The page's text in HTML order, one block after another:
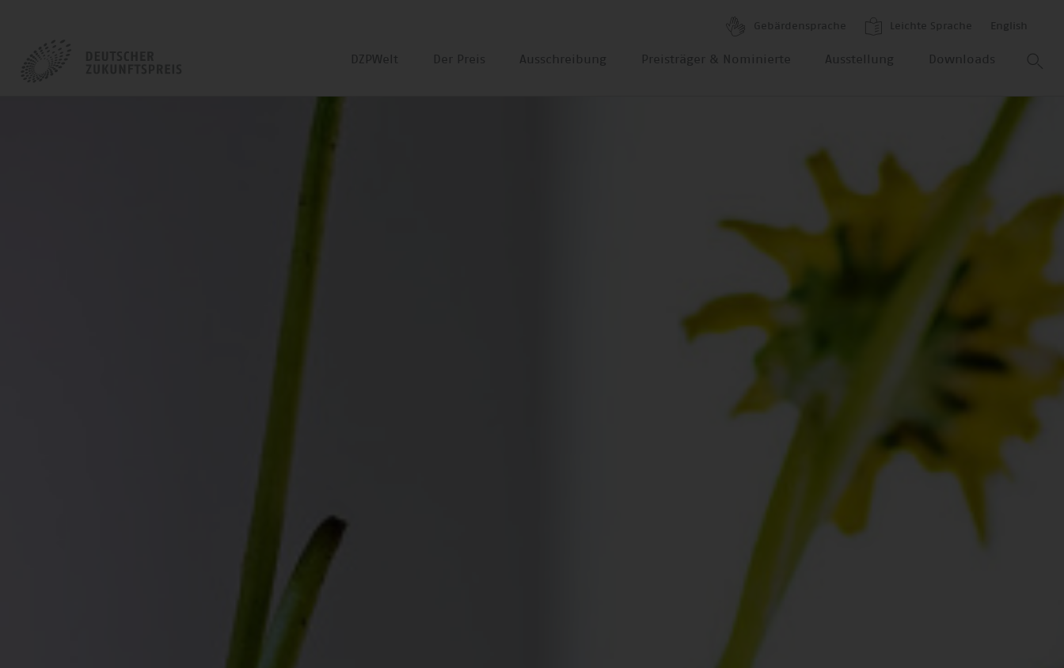
Gebärdensprache Leichte Sprache English
DZPWelt Der Preis Ausschreibung Preisträger & Nominierte Ausstellung Downloads